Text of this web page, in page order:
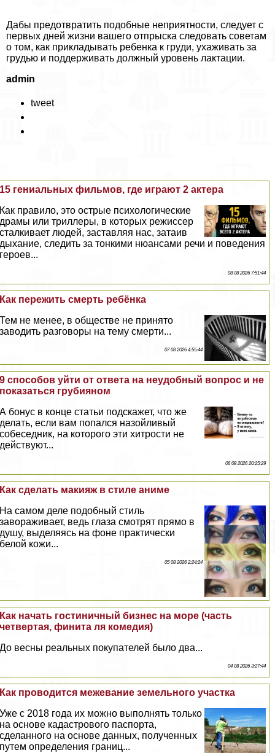
Дабы предотвратить подобные неприятности, следует с
первых дней жизни вашего отпрыска следовать советам
о том, как прикладывать ребенка к гpyди, ухаживать за
гpyдью и поддерживать должный уровень лактации.
admin
tweet
15 гениальных фильмов, где играют 2 актера
Как правило, это острые психологические
драмы или триллеры, в которых режиссер
сталкивает людей, заставляя нас, затаив
дыхание, следить за тонкими нюансами речи и поведения
героев...
08 08 2026 7:51:44
Как пережить cмepть ребёнка
Тем не менее, в обществе не принято
заводить разговоры на тему cмepти...
07 08 2026 4:55:44
9 способов уйти от ответа на неудобный вопрос и не
показаться грубияном
А бонус в конце статьи подскажет, что же
делать, если вам попался назойливый
собеседник, на которого эти хитрости не
действуют...
06 08 2026 20:25:29
Как сделать макияж в стиле аниме
На самом деле подобный стиль
завораживает, ведь глаза смотрят прямо в
душу, выделяясь на фоне пpaктически
белой кожи...
05 08 2026 2:24:24
Как начать гостиничный бизнес на море (часть
четвертая, финита ля комедия)
До весны реальных покупателей было два...
04 08 2026 3:27:44
Как проводится межевание земельного участка
Уже с 2018 года их можно выполнять только
на основе кадастрового паспорта,
сделанного на основе данных, полученных
путем определения границ...